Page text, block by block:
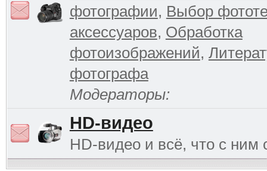
фотографии, Выбор
аксессуаров, Обработка
фотоизображений,
фотографа
Модераторы:
HD-видео
HD-видео и всё, что с ним